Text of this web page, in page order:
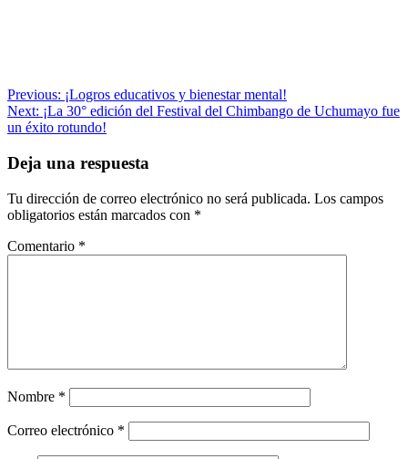
Navegación
de
Previous: ¡Logros educativos y bienestar mental!
Next: ¡La 30° edición del Festival del Chimbango de Uchumayo fue
un éxito rotundo!
Deja una respuesta
Tu dirección de correo electrónico no será publicada. Los campos
obligatorios están marcados con *
Comentario *
Nombre *
Correo electrónico *